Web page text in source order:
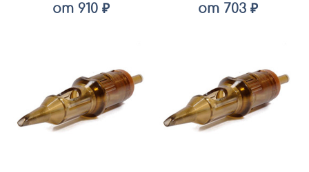
от 910 ₽ от 703 ₽